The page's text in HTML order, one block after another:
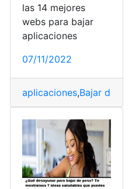
Lipodex,Lipodex Pastillas
las 14 mejores
webs para bajar
aplicaciones
07/11/2022
aplicaciones,Bajar de